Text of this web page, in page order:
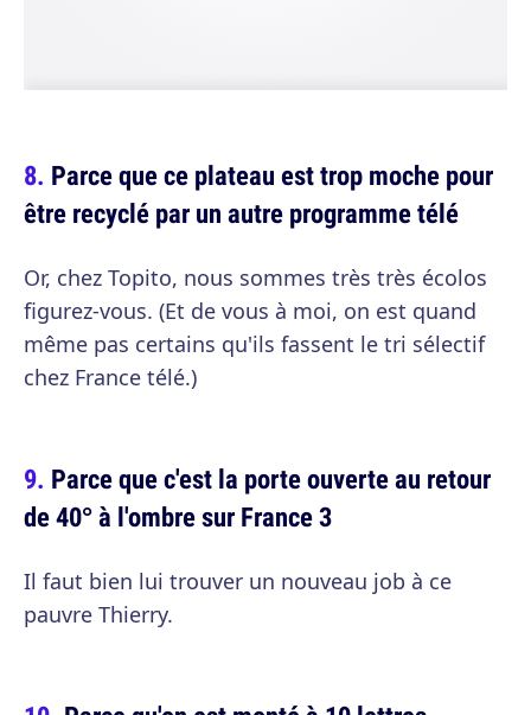
Parce que ce plateau est trop moche pour
être recyclé par un autre programme télé
Or, chez Topito, nous sommes très très écolos
figurez-vous. (Et de vous à moi, on est quand
même pas certains qu'ils fassent le tri sélectif
chez France télé.)
Parce que c'est la porte ouverte au retour
de 40° à l'ombre sur France 3
Il faut bien lui trouver un nouveau job à ce
pauvre Thierry.